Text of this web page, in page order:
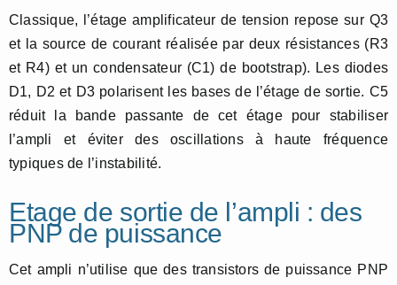
Classique, l’étage amplificateur de tension repose sur Q3
et la source de courant réalisée par deux résistances (R3
et R4) et un condensateur (C1) de bootstrap). Les diodes
D1, D2 et D3 polarisent les bases de l’étage de sortie. C5
réduit la bande passante de cet étage pour stabiliser
l’ampli et éviter des oscillations à haute fréquence
typiques de l’instabilité.
Etage de sortie de l’ampli : des
PNP de puissance
Cet ampli n’utilise que des transistors de puissance PNP